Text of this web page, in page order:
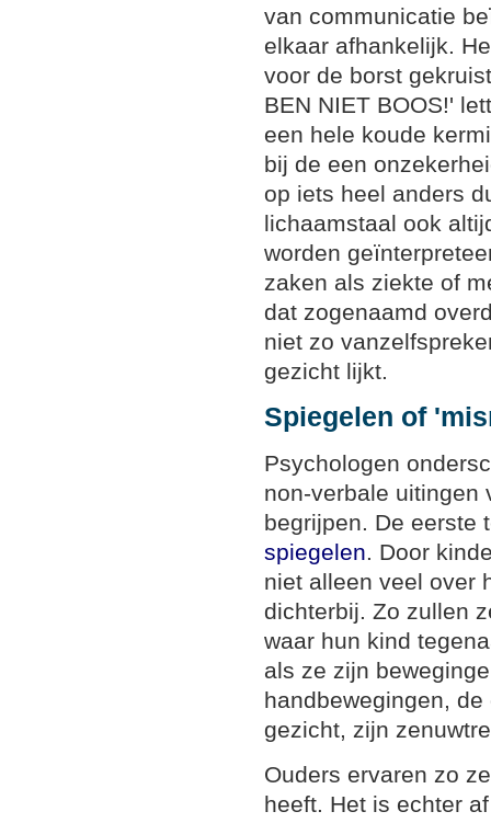
van communicatie
elkaar afhankelijk.
voor de borst
BEN NIET BOOS!'
een hele koude
bij de een
op iets heel anders
lichaamstaal ook
worden
zaken als ziekte of
dat zogenaamd
niet zo
gezicht lijkt.
Spiegelen of
Psychologen
non-verbale uitingen
begrijpen. De eerste
spiegelen. Door
niet alleen veel over
dichterbij. Zo zullen
waar hun kind
als ze zijn
handbewegingen,
gezicht, zijn
Ouders ervaren zo
heeft. Het is echter